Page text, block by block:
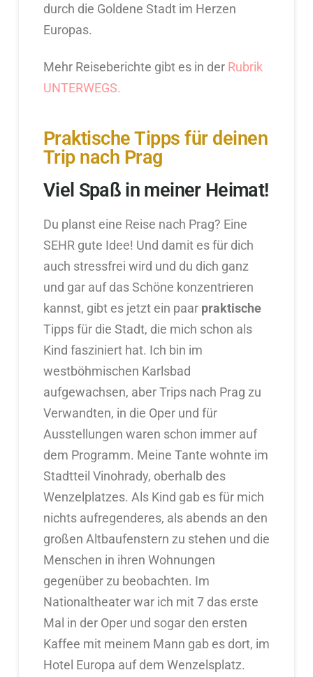
durch die Goldene Stadt im Herzen
Europas.
Mehr Reiseberichte gibt es in der Rubrik
UNTERWEGS.
Praktische Tipps für deinen
Trip nach Prag
Viel Spaß in meiner Heimat!
Du planst eine Reise nach Prag? Eine
SEHR gute Idee! Und damit es für dich
auch stressfrei wird und du dich ganz
und gar auf das Schöne konzentrieren
kannst, gibt es jetzt ein paar praktische
Tipps für die Stadt, die mich schon als
Kind fasziniert hat. Ich bin im
westböhmischen Karlsbad
aufgewachsen, aber Trips nach Prag zu
Verwandten, in die Oper und für
Ausstellungen waren schon immer auf
dem Programm. Meine Tante wohnte im
Stadtteil Vinohrady, oberhalb des
Wenzelplatzes. Als Kind gab es für mich
nichts aufregenderes, als abends an den
großen Altbaufenstern zu stehen und die
Menschen in ihren Wohnungen
gegenüber zu beobachten. Im
Nationaltheater war ich mit 7 das erste
Mal in der Oper und sogar den ersten
Kaffee mit meinem Mann gab es dort, im
Hotel Europa auf dem Wenzelsplatz.